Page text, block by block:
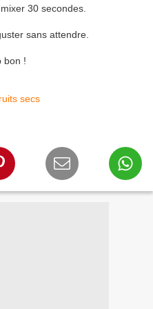
30 secondes.
sans attendre.
bon !
secs